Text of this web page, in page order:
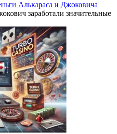
Алькараса и Джоковича
заработали значительные